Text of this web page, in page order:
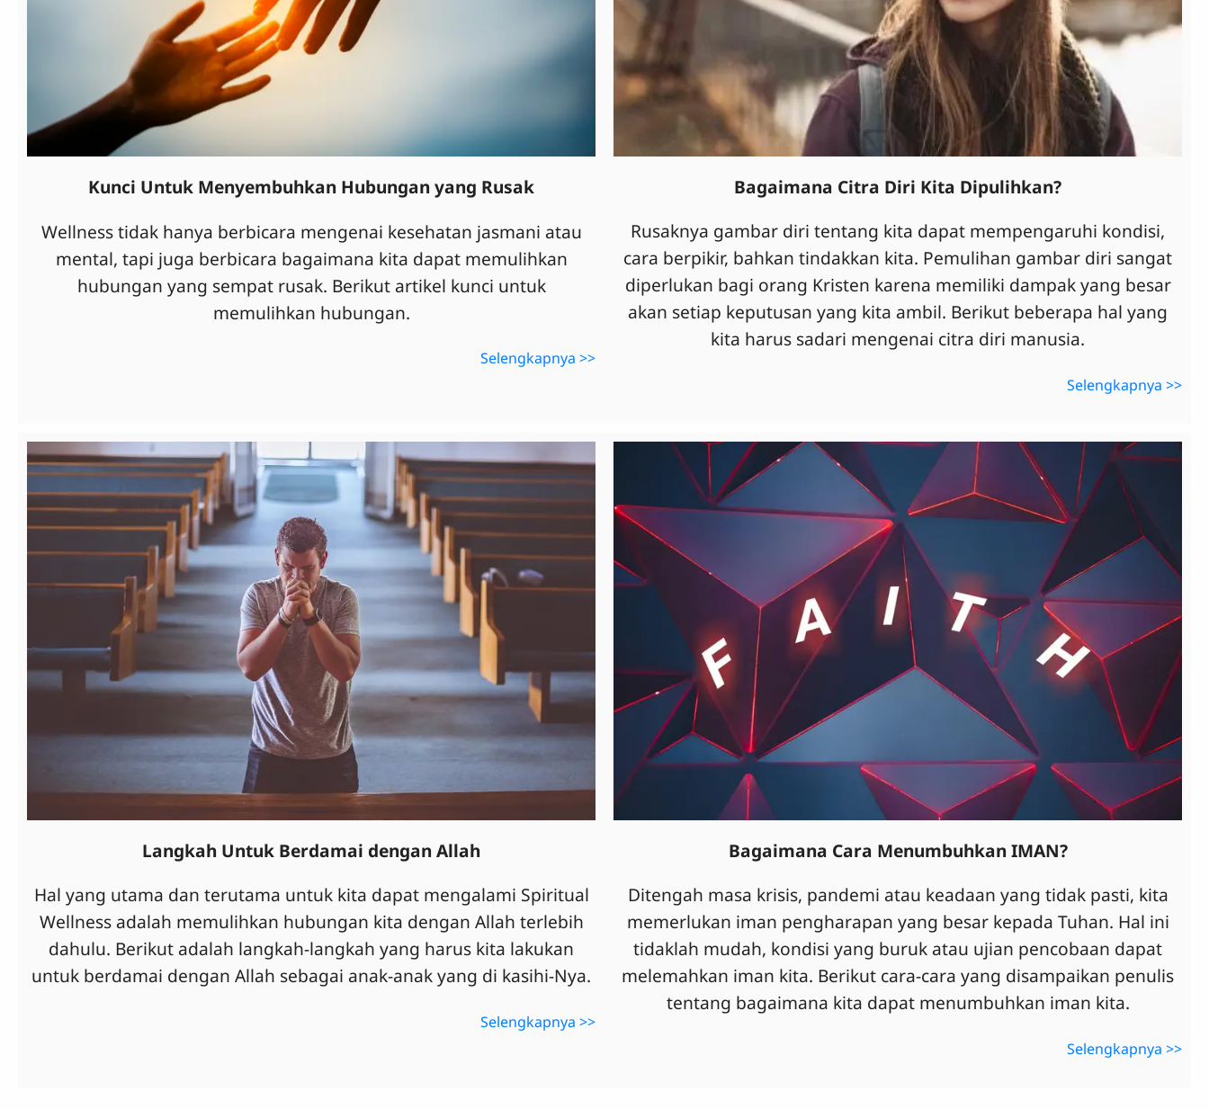
Kunci Untuk Menyembuhkan Hubungan yang Rusak
Wellness tidak hanya berbicara mengenai kesehatan jasmani atau
mental, tapi juga berbicara bagaimana kita dapat memulihkan
hubungan yang sempat rusak. Berikut artikel kunci untuk
memulihkan hubungan.
Selengkapnya >>
Bagaimana Citra Diri Kita Dipulihkan?
Rusaknya gambar diri tentang kita dapat mempengaruhi kondisi,
cara berpikir, bahkan tindakkan kita. Pemulihan gambar diri sangat
diperlukan bagi orang Kristen karena memiliki dampak yang besar
akan setiap keputusan yang kita ambil. Berikut beberapa hal yang
kita harus sadari mengenai citra diri manusia.
Selengkapnya >>
Langkah Untuk Berdamai dengan Allah
Hal yang utama dan terutama untuk kita dapat mengalami Spiritual
Wellness adalah memulihkan hubungan kita dengan Allah terlebih
dahulu. Berikut adalah langkah-langkah yang harus kita lakukan
untuk berdamai dengan Allah sebagai anak-anak yang di kasihi-Nya.
Selengkapnya >>
Bagaimana Cara Menumbuhkan IMAN?
Ditengah masa krisis, pandemi atau keadaan yang tidak pasti, kita
memerlukan iman pengharapan yang besar kepada Tuhan. Hal ini
tidaklah mudah, kondisi yang buruk atau ujian pencobaan dapat
melemahkan iman kita. Berikut cara-cara yang disampaikan penulis
tentang bagaimana kita dapat menumbuhkan iman kita.
Selengkapnya >>